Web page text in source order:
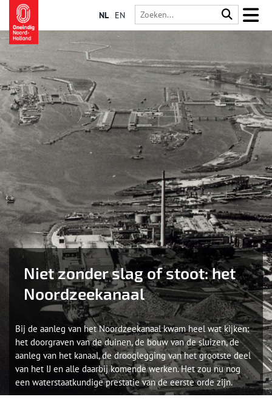
NL EN
Niet zonder slag of stoot: het
Noordzeekanaal
Bij de aanleg van het Noordzeekanaal kwam heel wat kijken:
het doorgraven van de duinen, de bouw van de sluizen, de
aanleg van het kanaal, de drooglegging van het grootste deel
van het IJ en alle daarbij komende werken. Het zou nu nog
een waterstaatkundige prestatie van de eerste orde zijn.